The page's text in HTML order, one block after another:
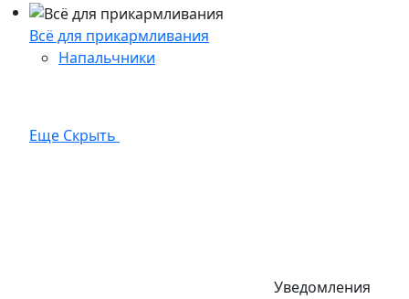
Всё для прикармливания
Напальчники
Еще Скрыть
Уведомления